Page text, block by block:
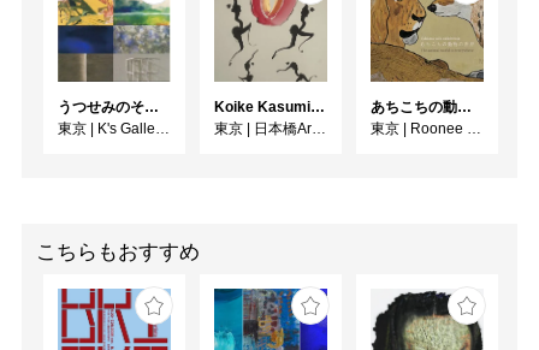
うつせみのそら展
東京 | K's Gallery room A
Koike Kasumi Web個展 ラ・ダンス
東京 | 日本橋Art.jp
あちこちの動物の世界
東京 | Roonee 247 fine arts
こちらもおすすめ